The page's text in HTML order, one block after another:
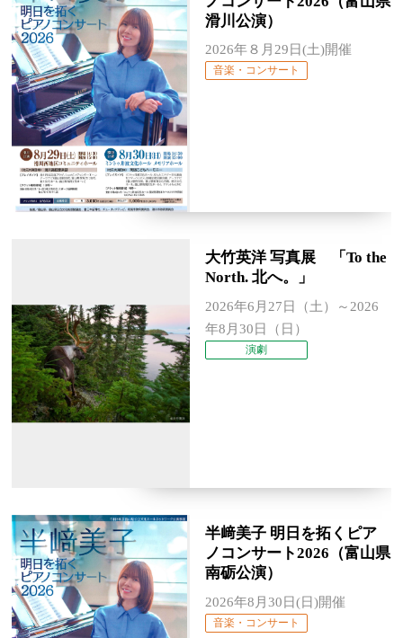
滑川公演）
2026年８月29日(土)開催
音楽・コンサート
大竹英洋 写真展 「To the
North. 北へ。」
2026年6月27日（土）～2026
年8月30日（日）
演劇
半﨑美子 明日を拓くピア
ノコンサート2026（富山県
南砺公演）
2026年8月30日(日)開催
音楽・コンサート